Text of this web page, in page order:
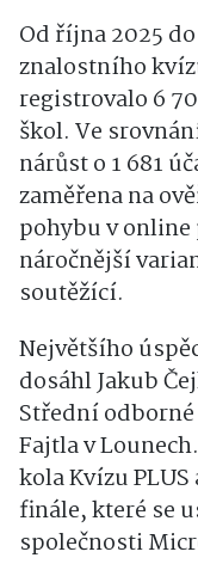
Od října 2025
znalostního
registrovalo 6
škol. Ve
nárůst o 1 681
zaměřena na
pohybu v
náročnější
soutěžící.
Největšího
dosáhl Jakub
Střední
Fajtla v
kola Kvízu
finále, které se
společnosti